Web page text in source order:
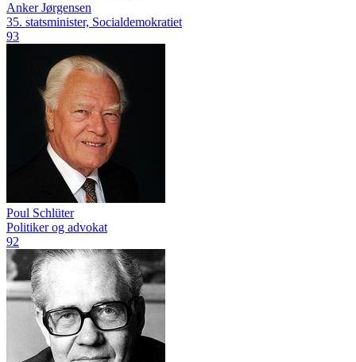
Anker Jørgensen
35. statsminister, Socialdemokratiet
93
Poul Schlüter
Politiker og advokat
92